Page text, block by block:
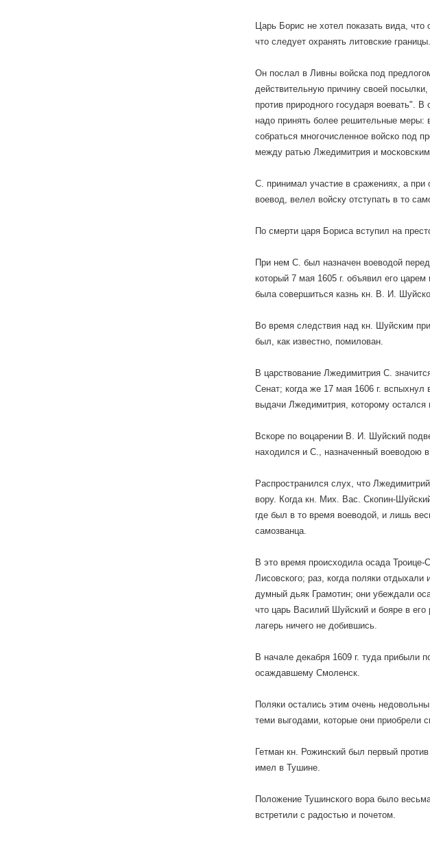
Царь Борис не хотел показать вида,
что следует охранять литовские границы.
Он послал в Ливны войска под
действительную причину своей
против природного государя воевать".
надо принять более решительные
собраться многочисленное войско под
между ратью Лжедимитрия и
С. принимал участие в сражениях, а
воевод, велел войску отступать в то
По смерти царя Бориса вступил на
При нем С. был назначен воеводой
который 7 мая 1605 г. объявил его
была совершиться казнь кн. В. И.
Во время следствия над кн. Шуйским
был, как известно, помилован.
В царствование Лжедимитрия С.
Сенат; когда же 17 мая 1606 г.
выдачи Лжедимитрия, которому
Вскоре по воцарении В. И. Шуйский
находился и С., назначенный воеводою
Распространился слух, что
вору. Когда кн. Мих. Вас. Скопин-
где был в то время воеводой, и лишь
самозванца.
В это время происходила осада
Лисовского; раз, когда поляки
думный дьяк Грамотин; они убеждали
что царь Василий Шуйский и бояре в
лагерь ничего не добившись.
В начале декабря 1609 г. туда прибыли
осаждавшему Смоленск.
Поляки остались этим очень
теми выгодами, которые они приобрели
Гетман кн. Рожинский был первый
имел в Тушине.
Положение Тушинского вора было
встретили с радостью и почетом.